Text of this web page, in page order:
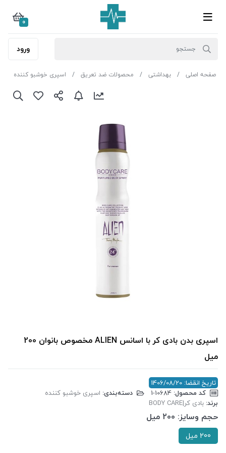
0
ورود
صفحه اصلی بهداشتی محصولات ضد تعریق اسپری خوشبو کننده
اسپری بدن بادی کر با اسانس ALIEN مخصوص بانوان 200
میل
تاریخ انقضا: 1406/08/20
کد محصول:
دسته‌بندی: اسپری خوشبو کننده
برند: بادی کر|BODY CARE
حجم وسایز: 200 میل
200 میل